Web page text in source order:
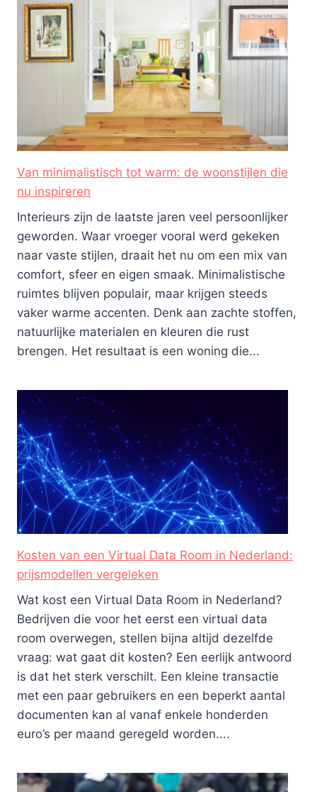
Van minimalistisch tot warm: de woonstijlen die
nu inspireren
Interieurs zijn de laatste jaren veel persoonlijker
geworden. Waar vroeger vooral werd gekeken
naar vaste stijlen, draait het nu om een mix van
comfort, sfeer en eigen smaak. Minimalistische
ruimtes blijven populair, maar krijgen steeds
vaker warme accenten. Denk aan zachte stoffen,
natuurlijke materialen en kleuren die rust
brengen. Het resultaat is een woning die...
Kosten van een Virtual Data Room in Nederland:
prijsmodellen vergeleken
Wat kost een Virtual Data Room in Nederland?
Bedrijven die voor het eerst een virtual data
room overwegen, stellen bijna altijd dezelfde
vraag: wat gaat dit kosten? Een eerlijk antwoord
is dat het sterk verschilt. Een kleine transactie
met een paar gebruikers en een beperkt aantal
documenten kan al vanaf enkele honderden
euro’s per maand geregeld worden....